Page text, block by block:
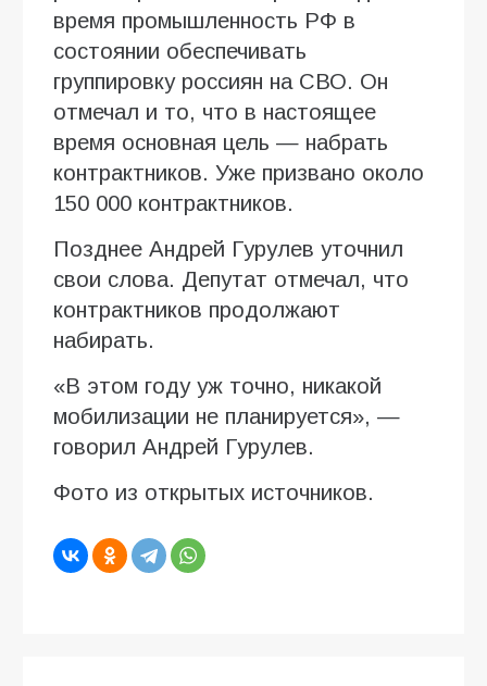
время промышленность РФ в
состоянии обеспечивать
группировку россиян на СВО. Он
отмечал и то, что в настоящее
время основная цель — набрать
контрактников. Уже призвано около
150 000 контрактников.
Позднее Андрей Гурулев уточнил
свои слова. Депутат отмечал, что
контрактников продолжают
набирать.
«В этом году уж точно, никакой
мобилизации не планируется», —
говорил Андрей Гурулев.
Фото из открытых источников.